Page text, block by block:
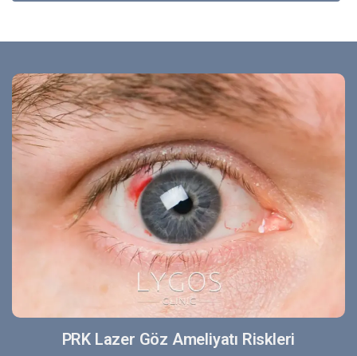
PRK Lazer Göz Ameliyatı Riskleri